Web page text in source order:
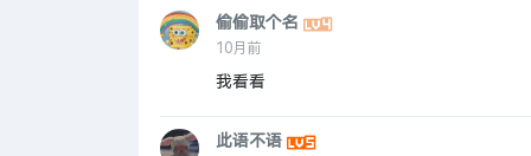
偷偷取个名
10月前
我看看
此语不语